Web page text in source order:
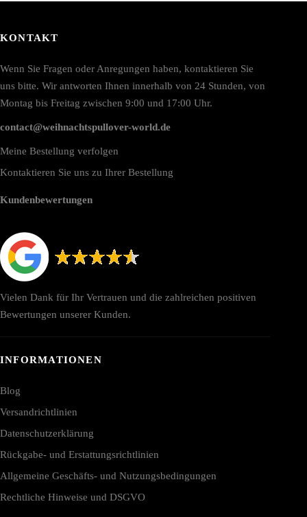
KONTAKT
Wenn Sie Fragen oder Anregungen haben, kontaktieren Sie
uns bitte. Wir antworten Ihnen innerhalb von 24 Stunden, von
Montag bis Freitag zwischen 9:00 und 17:00 Uhr.
contact@weihnachtspullover-world.de
Meine Bestellung verfolgen
Kontaktieren Sie uns zu Ihrer Bestellung
Kundenbewertungen
Vielen Dank für Ihr Vertrauen und die zahlreichen positiven
Bewertungen unserer Kunden.
INFORMATIONEN
Blog
Versandrichtlinien
Datenschutzerklärung
Rückgabe- und Erstattungsrichtlinien
Allgemeine Geschäfts- und Nutzungsbedingungen
Rechtliche Hinweise und DSGVO